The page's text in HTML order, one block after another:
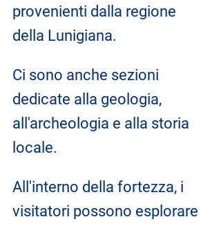
provenienti dalla regione
della Lunigiana.
Ci sono anche sezioni
dedicate alla geologia,
all'archeologia e alla storia
locale.
All'interno della fortezza, i
visitatori possono esplorare